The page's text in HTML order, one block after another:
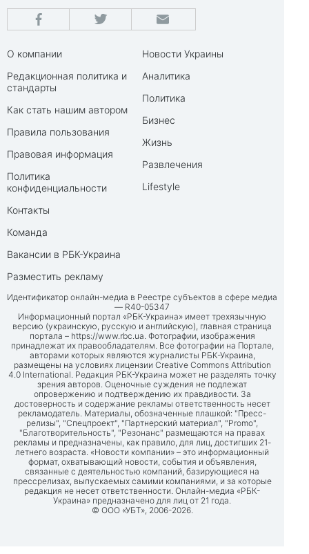
О компании
Редакционная политика и
стандарты
Как стать нашим автором
Правила пользования
Правовая информация
Политика
конфиденциальности
Контакты
Команда
Вакансии в РБК-Украина
Разместить рекламу
Новости Украины
Аналитика
Политика
Бизнес
Жизнь
Развлечения
Lifestyle
Идентификатор онлайн-медиа в Реестре субъектов в сфере медиа
— R40-05347
Информационный портал «РБК-Украина» имеет трехязычную
версию (украинскую, русскую и английскую), главная страница
портала – https://www.rbc.ua. Фотографии, изображения
принадлежат их правообладателям. Все фотографии на Портале,
авторами которых являются журналисты РБК-Украина,
размещены на условиях лицензии Creative Commons Attribution
4.0 International. Редакция РБК-Украина может не разделять точку
зрения авторов. Оценочные суждения не подлежат
опровержению и подтверждению их правдивости. За
достоверность и содержание рекламы ответственность несет
рекламодатель. Материалы, обозначенные плашкой: "Пресс-
релизы", "Спецпроект", "Партнерский материал", "Promo",
"Благотворительность", "Резонанс" размещаются на правах
рекламы и предназначены, как правило, для лиц, достигших 21-
летнего возраста. «Новости компании» – это информационный
формат, охватывающий новости, события и объявления,
связанные с деятельностью компаний, базирующиеся на
прессрелизах, выпускаемых самими компаниями, и за которые
редакция не несет ответственности. Онлайн-медиа «РБК-
Украина» предназначено для лиц от 21 года.
© ООО «УБТ», 2006-2026.